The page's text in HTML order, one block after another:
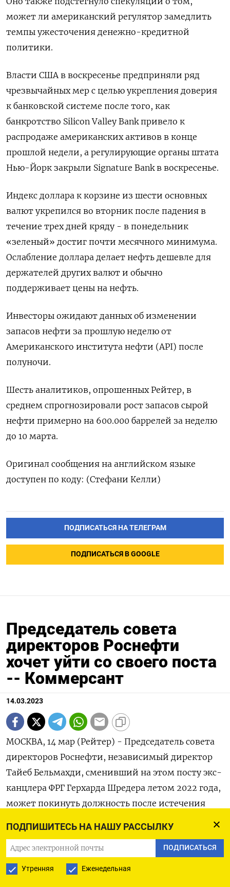
ПОДПИШИТЕСЬ НА НАШУ РАССЫЛКУ
ПОДПИСАТЬСЯ
Утренняя Еженедельная
может ли американский регулятор замедлить
темпы ужесточения денежно-кредитной
политики.
Власти США в воскресенье предприняли ряд
чрезвычайных мер с целью укрепления доверия
к банковской системе после того, как
банкротство Silicon Valley Bank привело к
распродаже американских активов в конце
прошлой недели, а регулирующие органы штата
Нью-Йорк закрыли Signature Bank в воскресенье.
Индекс доллара к корзине из шести основных
валют укрепился во вторник после падения в
течение трех дней кряду - в понедельник
«зеленый» достиг почти месячного минимума.
Ослабление доллара делает нефть дешевле для
держателей других валют и обычно
поддерживает цены на нефть.
Инвесторы ожидают данных об изменении
запасов нефти за прошлую неделю от
Американского института нефти (API) после
полуночи.
Шесть аналитиков, опрошенных Рейтер, в
среднем спрогнозировали рост запасов сырой
нефти примерно на 600.000 баррелей за неделю
до 10 марта.
Оригинал сообщения на английском языке
доступен по коду: (Стефани Келли)
ПОДПИСАТЬСЯ НА ТЕЛЕГРАМ
ПОДПИСАТЬСЯ В GOOGLE
Председатель совета
директоров Роснефти
хочет уйти со своего поста
-- Коммерсант
14.03.2023
МОСКВА, 14 мар (Рейтер) - Председатель совета
директоров Роснефти, независимый директор
Тайеб Бельмахди, сменивший на этом посту экс-
канцлера ФРГ Герхарда Шредера летом 2022 года,
может покинуть должность после истечения
Коммерсант со ссылкой на источники.
Такое решение бывший топ-менеджер Qatar
Energy Бельмахди принял сам, мотивы и